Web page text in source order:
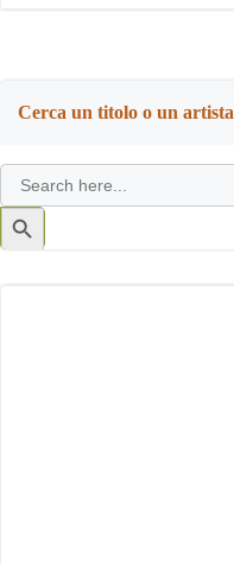
Cerca un titolo o un artista
Search
for:
Search
Button